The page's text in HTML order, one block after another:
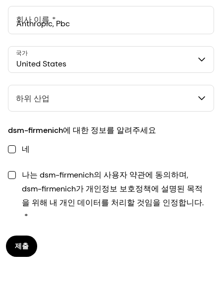
회사 이름
548 Market St Pmb 90375, San Francisco, California, US
United States
국가
하위 산업
dsm-firmenich에 대한 정보를 알려주세요
네
나는 dsm-firmenich의 사용자 약관에 동의하며,
dsm-firmenich가 개인정보 보호정책에 설명된 목적
을 위해 내 개인 데이터를 처리할 것임을 인정합니다.
제출